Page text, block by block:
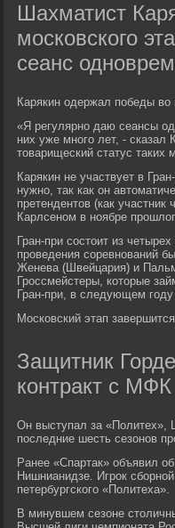
Шахматист
московского
сеанс
Карякин одержал победы во
«Я регулярно даю сеансы
них уже много лет, -
товарищеский статус таких
Карякин не участвует в
нужно, так как он
претендентов (как
Карлсеном в ноябре
Гран-при состоит из
проведения соревнований
Женева (Швейцария) и
Гроссмейстеры, которые
Гран-при, в следующем
Московский этап
Защитник
контракт с
Он выступал за
последние шесть сезонов
Ранее «Спартак» объявил
Нишнианидзе. Игрок
петербургского «Политеха».
В минувшем сезоне